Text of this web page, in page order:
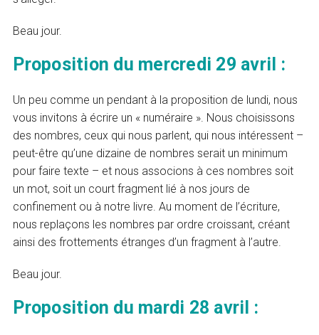
Beau jour.
Proposition du mercredi 29 avril :
Un peu comme un pendant à la proposition de lundi, nous
vous invitons à écrire un « numéraire ». Nous choisissons
des nombres, ceux qui nous parlent, qui nous intéressent –
peut-être qu’une dizaine de nombres serait un minimum
pour faire texte – et nous associons à ces nombres soit
un mot, soit un court fragment lié à nos jours de
confinement ou à notre livre. Au moment de l’écriture,
nous replaçons les nombres par ordre croissant, créant
ainsi des frottements étranges d’un fragment à l’autre.
Beau jour.
Proposition du mardi 28 avril :